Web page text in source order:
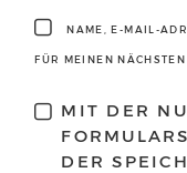
NAME, E-MAIL-
FÜR MEINEN
MIT DER
DER